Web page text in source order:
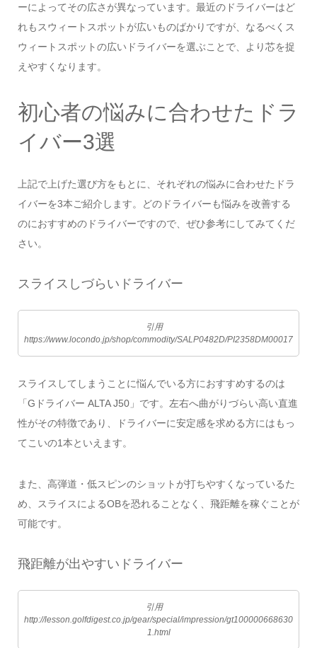
ーによってその広さが異なっています。最近のドライバーはど
れもスウィートスポットが広いものばかりですが、なるべくス
ウィートスポットの広いドライバーを選ぶことで、より芯を捉
えやすくなります。
初心者の悩みに合わせたドラ
イバー3選
上記で上げた選び方をもとに、それぞれの悩みに合わせたドラ
イバーを3本ご紹介します。どのドライバーも悩みを改善する
のにおすすめのドライバーですので、ぜひ参考にしてみてくだ
さい。
スライスしづらいドライバー
引用
https://www.locondo.jp/shop/commodity/SALP0482D/PI2358DM00017
スライスしてしまうことに悩んでいる方におすすめするのは
「Gドライバー ALTA J50」です。左右へ曲がりづらい高い直進
性がその特徴であり、ドライバーに安定感を求める方にはもっ
てこいの1本といえます。
また、高弾道・低スピンのショットが打ちやすくなっているた
め、スライスによるOBを恐れることなく、飛距離を稼ぐことが
可能です。
飛距離が出やすいドライバー
引用
http://lesson.golfdigest.co.jp/gear/special/impression/gt100000668630
1.html